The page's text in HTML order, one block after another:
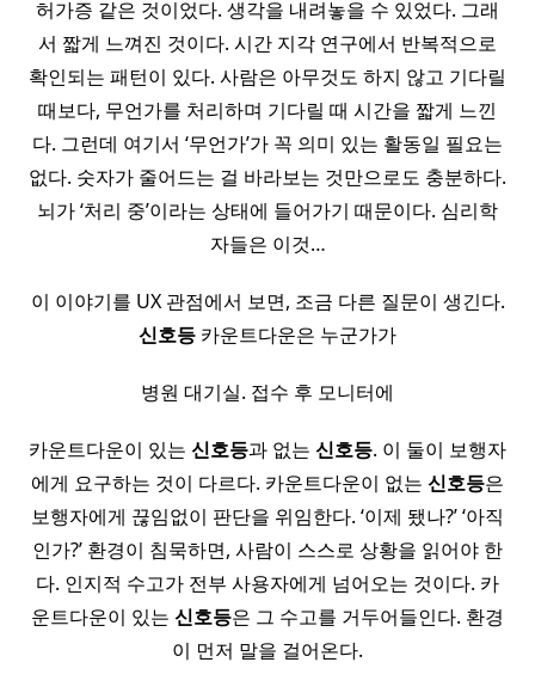
허가증 같은 것이었다. 생각을 내려놓을 수 있었다. 그래
서 짧게 느껴진 것이다. 시간 지각 연구에서 반복적으로
확인되는 패턴이 있다. 사람은 아무것도 하지 않고 기다릴
때보다, 무언가를 처리하며 기다릴 때 시간을 짧게 느낀
다. 그런데 여기서 ‘무언가’가 꼭 의미 있는 활동일 필요는
없다. 숫자가 줄어드는 걸 바라보는 것만으로도 충분하다.
뇌가 ‘처리 중’이라는 상태에 들어가기 때문이다. 심리학
자들은 이것…
이 이야기를 UX 관점에서 보면, 조금 다른 질문이 생긴다.
신호등 카운트다운은 누군가가
병원 대기실. 접수 후 모니터에
카운트다운이 있는 신호등과 없는 신호등. 이 둘이 보행자
에게 요구하는 것이 다르다. 카운트다운이 없는 신호등은
보행자에게 끊임없이 판단을 위임한다. ‘이제 됐나?’ ‘아직
인가?’ 환경이 침묵하면, 사람이 스스로 상황을 읽어야 한
다. 인지적 수고가 전부 사용자에게 넘어오는 것이다. 카
운트다운이 있는 신호등은 그 수고를 거두어들인다. 환경
이 먼저 말을 걸어온다.